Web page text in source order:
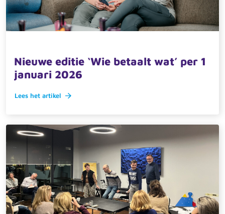
Nieuwe editie ‘Wie betaalt wat’ per 1
januari 2026
Lees het artikel